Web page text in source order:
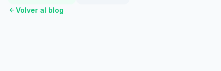
arrow_backVolver al blog